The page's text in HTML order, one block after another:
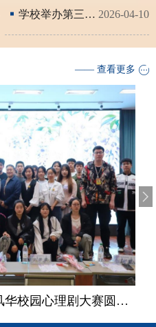
学校举办第三十一期校友故事汇 2026-04-10
—— 查看更多
第十四届心灵启幕剧写风华校园心理剧大赛圆满落幕